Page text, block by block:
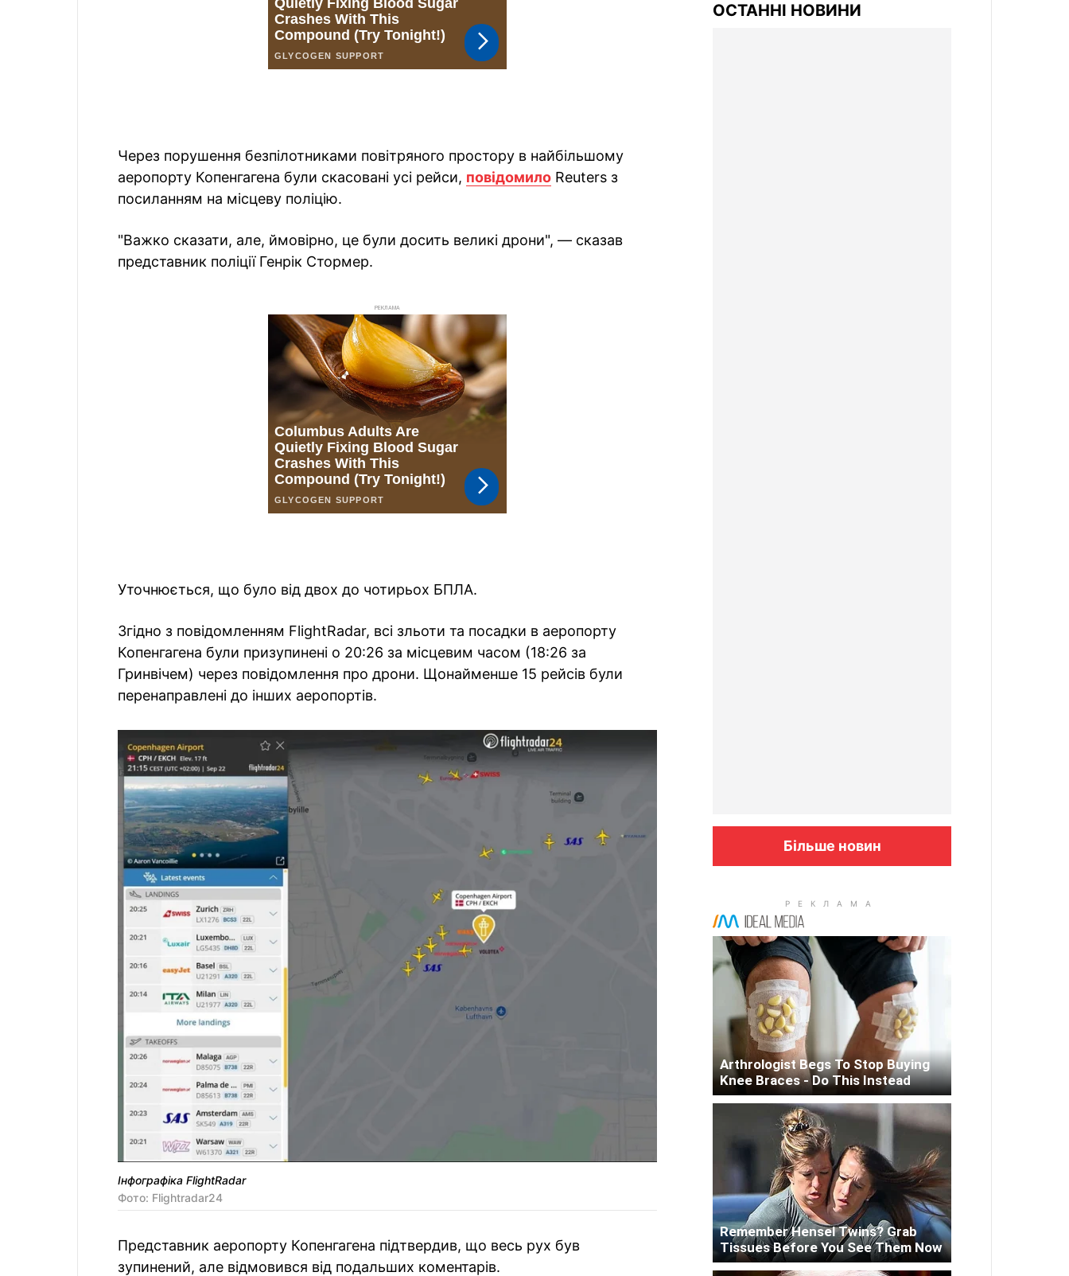
Через порушення безпілотниками повітряного простору в найбільшому
аеропорту Копенгагена були скасовані усі рейси, повідомило Reuters з
посиланням на місцеву поліцію.
"Важко сказати, але, ймовірно, це були досить великі дрони", — сказав
представник поліції Генрік Стормер.
РЕКЛАМА
Уточнюється, що було від двох до чотирьох БПЛА.
Згідно з повідомленням FlightRadar, всі зльоти та посадки в аеропорту
Копенгагена були призупинені о 20:26 за місцевим часом (18:26 за
Гринвічем) через повідомлення про дрони. Щонайменше 15 рейсів були
перенаправлені до інших аеропортів.
Інфографіка FlightRadar
Фото: Flightradar24
Представник аеропорту Копенгагена підтвердив, що весь рух був
зупинений, але відмовився від подальших коментарів.
ОСТАННІ НОВИНИ
Більше новин
Arthrologist Begs To Stop Buying
Knee Braces - Do This Instead
Remember Hensel Twins? Grab
Tissues Before You See Them Now